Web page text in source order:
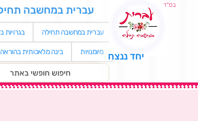
עברית במחשבה
עברית במחשבה תחילה בגרויות
מיומנויות בינה מלאכותית בהוראה
בס"ד
יחד ננצח